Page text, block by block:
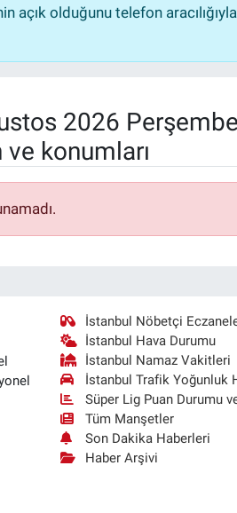
açık olduğunu telefon
2026
konumları
İstanbul Nöbetçi
İstanbul Hava Durumu
İstanbul Namaz Vakitleri
İstanbul Trafik Yoğunluk
Süper Lig Puan Durumu
Tüm Manşetler
Son Dakika Haberleri
Haber Arşivi